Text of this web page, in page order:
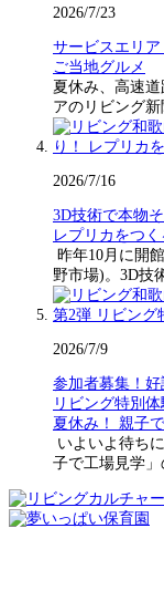
2026/7/23
サービスエリ
ご当地グルメ
夏休み、高速
アのリビング
2026/7/16
3D技術で本物そ
レプリカをつ
昨年10月に開
野市場)。3D技
2026/7/9
参加者募集！
リビング特別
夏休み！ 親子
いよいよ待ち
子で工場見学